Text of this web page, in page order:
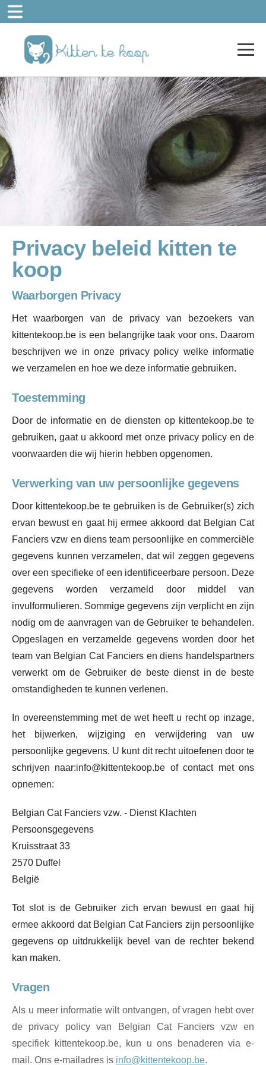
Privacy beleid kitten te
koop
Waarborgen Privacy
Het waarborgen van de privacy van bezoekers van
kittentekoop.be is een belangrijke taak voor ons. Daarom
beschrijven we in onze privacy policy welke informatie
we verzamelen en hoe we deze informatie gebruiken.
Toestemming
Door de informatie en de diensten op kittentekoop.be te
gebruiken, gaat u akkoord met onze privacy policy en de
voorwaarden die wij hierin hebben opgenomen.
Verwerking van uw persoonlijke gegevens
Door kittentekoop.be te gebruiken is de Gebruiker(s) zich
ervan bewust en gaat hij ermee akkoord dat Belgian Cat
Fanciers vzw en diens team persoonlijke en commerciële
gegevens kunnen verzamelen, dat wil zeggen gegevens
over een specifieke of een identificeerbare persoon. Deze
gegevens worden verzameld door middel van
invulformulieren. Sommige gegevens zijn verplicht en zijn
nodig om de aanvragen van de Gebruiker te behandelen.
Opgeslagen en verzamelde gegevens worden door het
team van Belgian Cat Fanciers en diens handelspartners
verwerkt om de Gebruiker de beste dienst in de beste
omstandigheden te kunnen verlenen.
In overeenstemming met de wet heeft u recht op inzage,
het bijwerken, wijziging en verwijdering van uw
persoonlijke gegevens. U kunt dit recht uitoefenen door te
schrijven naar:info@kittentekoop.be of contact met ons
opnemen:
Belgian Cat Fanciers vzw. - Dienst Klachten
Persoonsgegevens
Kruisstraat 33
2570 Duffel
België
Tot slot is de Gebruiker zich ervan bewust en gaat hij
ermee akkoord dat Belgian Cat Fanciers zijn persoonlijke
gegevens op uitdrukkelijk bevel van de rechter bekend
kan maken.
Vragen
Als u meer informatie wilt ontvangen, of vragen hebt over
de privacy policy van Belgian Cat Fanciers vzw en
specifiek kittentekoop.be, kun u ons benaderen via e-
mail. Ons e-mailadres is info@kittentekoop.be.